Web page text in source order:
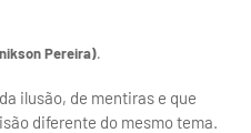
Pereira).
ilusão, de mentiras e que
diferente do mesmo tema.